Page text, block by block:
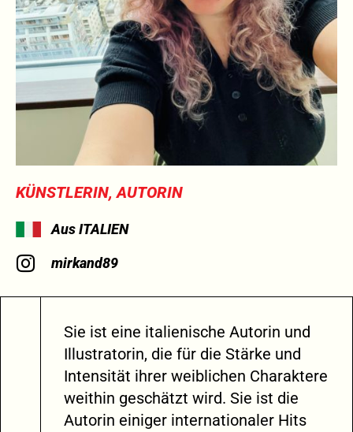
KÜNSTLERIN, AUTORIN
Aus ITALIEN
mirkand89
Sie ist eine italienische Autorin und
Illustratorin, die für die Stärke und
Intensität ihrer weiblichen Charaktere
weithin geschätzt wird. Sie ist die
Autorin einiger internationaler Hits